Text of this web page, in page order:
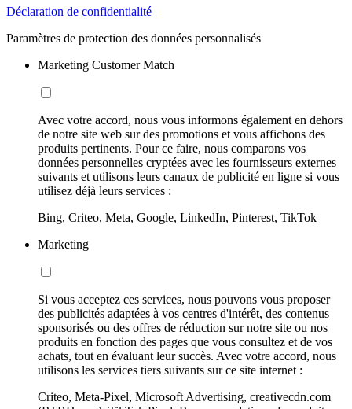
Déclaration de confidentialité
Paramètres de protection des données personnalisés
Marketing Customer Match
Avec votre accord, nous vous informons également en dehors
de notre site web sur des promotions et vous affichons des
produits pertinents. Pour ce faire, nous comparons vos
données personnelles cryptées avec les fournisseurs externes
suivants et utilisons leurs canaux de publicité en ligne si vous
utilisez déjà leurs services :
Bing, Criteo, Meta, Google, LinkedIn, Pinterest, TikTok
Marketing
Si vous acceptez ces services, nous pouvons vous proposer
des publicités adaptées à vos centres d'intérêt, des contenus
sponsorisés ou des offres de réduction sur notre site ou nos
produits en fonction des pages que vous consultez et de vos
achats, tout en évaluant leur succès. Avec votre accord, nous
utilisons les services tiers suivants sur ce site internet :
Criteo, Meta-Pixel, Microsoft Advertising, creativecdn.com